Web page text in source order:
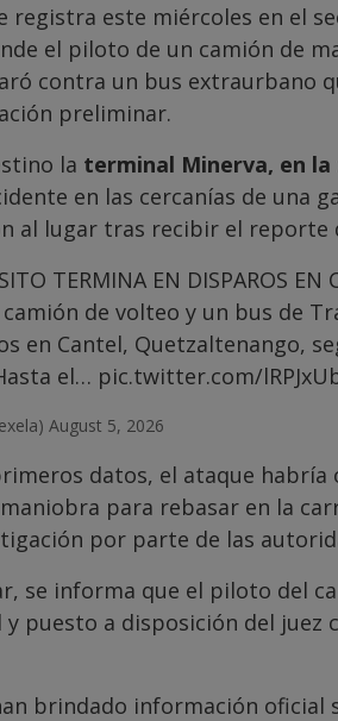
registra este miércoles en el
el piloto de un camión de
contra un bus extraurbano
preliminar.
la terminal Minerva, en
en las cercanías de una
al lugar tras recibir el reporte
TERMINA EN DISPAROS
de volteo y un bus de
en Cantel, Quetzaltenango,
el… pic.twitter.com/
August 5, 2026
datos, el ataque
para rebasar en la
por parte de las
se informa que el piloto del
y puesto a disposición del
brindado información oficial